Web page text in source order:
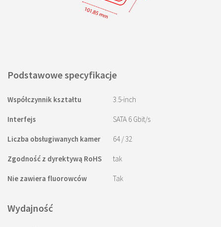
Podstawowe specyfikacje
Współczynnik kształtu 3.5-inch
Interfejs SATA 6 Gbit/s
Liczba obsługiwanych kamer 64 / 32
Zgodność z dyrektywą RoHS tak
Nie zawiera fluorowców Tak
Wydajność